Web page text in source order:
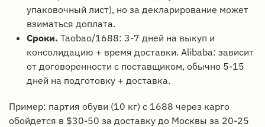
упаковочный лист), но за декларирование может
взиматься доплата.
Сроки. Taobao/1688: 3-7 дней на выкуп и
консолидацию + время доставки. Alibaba: зависит
от договоренности с поставщиком, обычно 5-15
дней на подготовку + доставка.
Пример: партия обуви (10 кг) с 1688 через карго
обойдется в $30-50 за доставку до Москвы за 20-25